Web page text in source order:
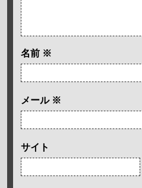
名前 ※
メール ※
サイト